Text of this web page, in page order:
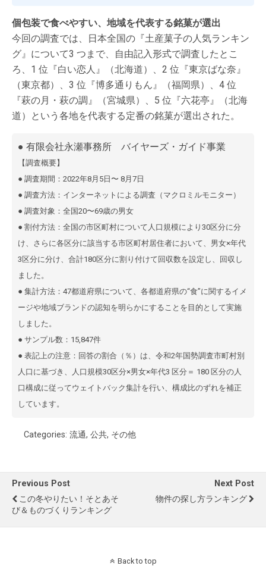
個包装で食べやすい、地域を代表する銘菓が選出
今回の調査では、日本全国の『土産菓子の人気ランキン
グ』について3 つまで、自由記入形式で調査したとこ
ろ、1 位『白い恋人』（北海道）、2 位『東京ばな奈』
（東京都）、3 位『博多通りもん』（福岡県）、4 位
『萩の月・萩の調』（宮城県）、5 位『六花亭』（北海
道）という各地を代表する定番の銘菓が選出された。
● 有限会社永瀬事務所 バイヤーズ・ガイド事業
【調査概要】
● 調査期間：2022年8⽉5⽇〜 8⽉7⽇
● 調査⽅法：インターネットによる調査（マクロミルモニター）
● 調査対象：全国20〜69歳の男⼥
● 割付⽅法：全国の市区町村について⼈⼝規模により30区分に分
け、さらに各区分に該当する市区町村居住者において、男⼥×年代
3区分に分け、合計180区分に割り付けて回収数を設定し、回収し
ました。
● 集計⽅法：47都道府県について、各都道府県の“⾷”に関するイメ
ージや地域ブランドの認知を明らかにすることを⽬的として実施
しました。
● サンプル数：15,847件
● 表記上の注意：回答の割合（％）は、令和2年国勢調査市町村別
⼈⼝に基づき、⼈⼝規模30区分×男⼥×年代3 区分＝ 180 区分の⼈
⼝構成に従ってウェイトバック集計を⾏い、構成⽐のずれを補正
しています。
Categories: 流通, 公共, その他
Previous Post
この冬やりたい！そとあそ
び＆ものづくりランキング
Next Post
物件の探し方ランキング
Back to top